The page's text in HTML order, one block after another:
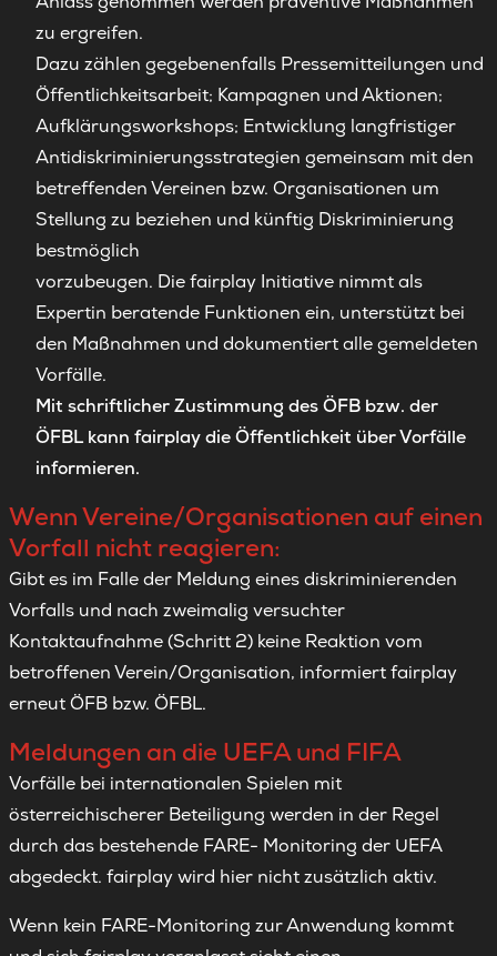
zu ergreifen.
Dazu zählen gegebenenfalls Pressemitteilungen und
Öffentlichkeitsarbeit; Kampagnen und Aktionen;
Aufklärungsworkshops; Entwicklung langfristiger
Antidiskriminierungsstrategien gemeinsam mit den
betreffenden Vereinen bzw. Organisationen um
Stellung zu beziehen und künftig Diskriminierung
bestmöglich
vorzubeugen. Die fairplay Initiative nimmt als
Expertin beratende Funktionen ein, unterstützt bei
den Maßnahmen und dokumentiert alle gemeldeten
Vorfälle.
Mit schriftlicher Zustimmung des ÖFB bzw. der
ÖFBL kann fairplay die Öffentlichkeit über Vorfälle
informieren.
Wenn Vereine/Organisationen auf einen
Vorfall nicht reagieren:
Gibt es im Falle der Meldung eines diskriminierenden
Vorfalls und nach zweimalig versuchter
Kontaktaufnahme (Schritt 2) keine Reaktion vom
betroffenen Verein/Organisation, informiert fairplay
erneut ÖFB bzw. ÖFBL.
Meldungen an die UEFA und FIFA
Vorfälle bei internationalen Spielen mit
österreichischerer Beteiligung werden in der Regel
durch das bestehende FARE- Monitoring der UEFA
abgedeckt. fairplay wird hier nicht zusätzlich aktiv.
Wenn kein FARE-Monitoring zur Anwendung kommt